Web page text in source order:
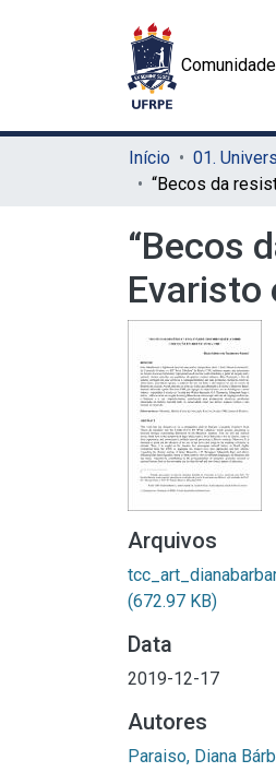
Início
“Becos
Evaristo
Arquivos
(672.97 KB)
Data
2019-12-17
Autores
Paraiso, Diana